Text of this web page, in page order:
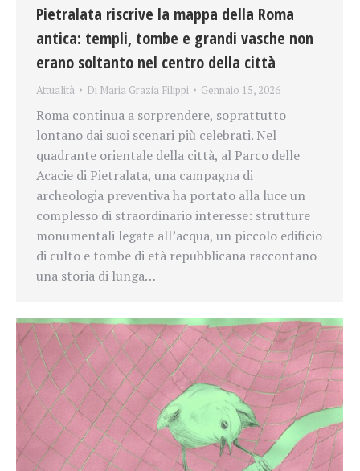
Pietralata riscrive la mappa della Roma
antica: templi, tombe e grandi vasche non
erano soltanto nel centro della città
Attualità Di Maria Grazia Filippi Gennaio 15, 2026
Roma continua a sorprendere, soprattutto
lontano dai suoi scenari più celebrati. Nel
quadrante orientale della città, al Parco delle
Acacie di Pietralata, una campagna di
archeologia preventiva ha portato alla luce un
complesso di straordinario interesse: strutture
monumentali legate all’acqua, un piccolo edificio
di culto e tombe di età repubblicana raccontano
una storia di lunga…